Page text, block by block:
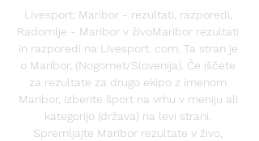
Livesport: Maribor - rezultati, razporedi,
Radomlje - Maribor v živoMaribor rezultati
in razporedi na Livesport. com. Ta stran je
o Maribor, (Nogomet/Slovenija). Če iščete
za rezultate za drugo ekipo z imenom
Maribor, izberite šport na vrhu v meniju ali
kategorijo (država) na levi strani.
Spremljajte Maribor rezultate v živo,